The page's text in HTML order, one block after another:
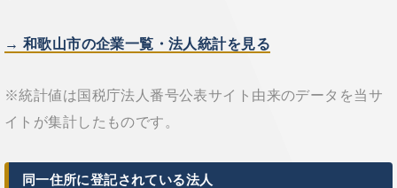
→ 和歌山市の企業一覧・法人統計を見る
※統計値は国税庁法人番号公表サイト由来のデータを当サ
イトが集計したものです。
同一住所に登記されている法人